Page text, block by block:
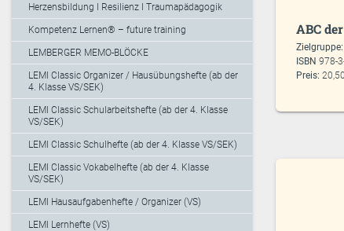
Herzensbildung I Resilienz I Traumapädagogik
Kompetenz Lernen® – future training
LEMBERGER MEMO-BLÖCKE
LEMI Classic Organizer / Hausübungshefte (ab der
4. Klasse VS/SEK)
LEMI Classic Schularbeitshefte (ab der 4. Klasse
VS/SEK)
LEMI Classic Schulhefte (ab der 4. Klasse VS/SEK)
LEMI Classic Vokabelhefte (ab der 4. Klasse
VS/SEK)
LEMI Hausaufgabenhefte / Organizer (VS)
LEMI Lernhefte (VS)
ABC
Zielgruppe:
ISBN978-
Preis: